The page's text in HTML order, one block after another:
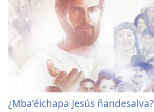
¿Mbaʼéichapa Jesús ñandesalva?